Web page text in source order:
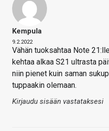
Kempula
9.2.2022
Vähän tuoksahtaa Note
kehtaa alkaa S21 ultrasta
niin pienet kuin saman
tuppaakin olemaan.
Kirjaudu sisään vastataksesi